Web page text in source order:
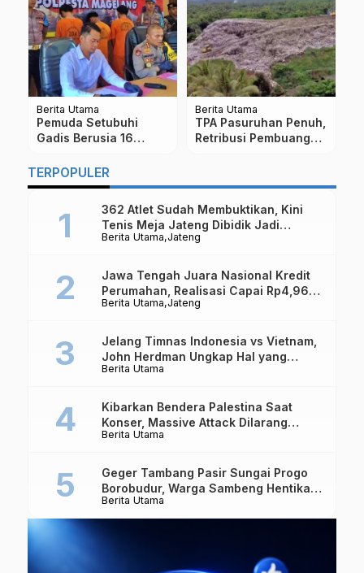
Berita Utama
Antisipasi Lonjakan
Kasus Covid, Polda
Penyekatan Tiap Hari
Libur
Berita Utama
VIDEO Penampakan
Udara Lukisan Ikan Koi
…
TERPOPULER
Berita Utama Jateng
362 Atlet Sudah Membuktikan, Kini
Tenis Meja Jateng Dibidik Jadi
Kekuatan Nasional
Berita Utama Jateng
Jawa Tengah Juara Nasional Kredit
Perumahan, Realisasi Capai Rp4,96
Triliun
Berita Utama
Jelang Timnas Indonesia vs Vietnam,
John Herdman Ungkap Hal yang
Dipertaruhkan
Berita Utama
Kibarkan Bendera Palestina Saat
Konser, Massive Attack Dilarang
Masuk Singapura Lagi
Berita Utama
Geger Tambang Pasir Sungai Progo
Borobudur, Warga Sambeng Hentikan
Alat Berat dan Usir Truk